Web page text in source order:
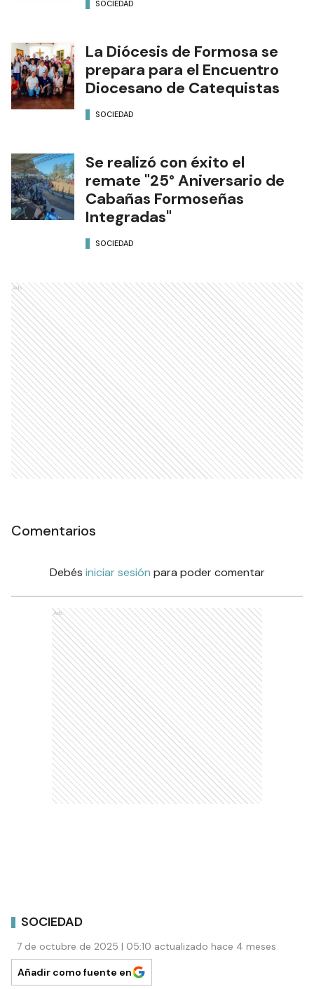
SOCIEDAD
La Diócesis de Formosa se
prepara para el Encuentro
Diocesano de Catequistas
SOCIEDAD
Se realizó con éxito el
remate "25° Aniversario de
Cabañas Formoseñas
Integradas"
SOCIEDAD
Ads
Comentarios
Debés iniciar sesión para poder comentar
Ads
SOCIEDAD
7 de octubre de 2025 | 05:10 actualizado hace 4 meses
Añadir como fuente en